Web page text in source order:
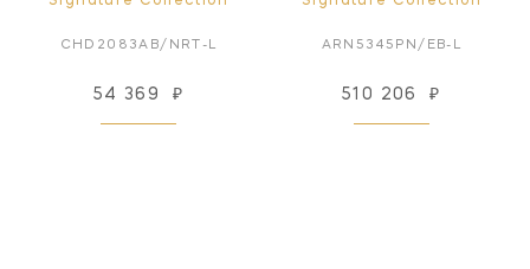
CHD2083AB/NRT-L
54 369 ₽
ARN5345PN/EB-L
510 206 ₽